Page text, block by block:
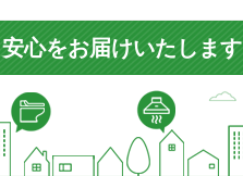
心をお届けいたします